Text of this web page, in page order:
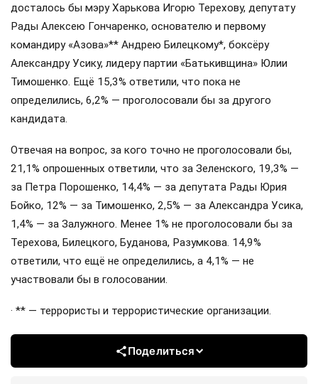
досталось бы мэру Харькова Игорю Терехову, депутату
Рады Алексею Гончаренко, основателю и первому
командиру «Азова»** Андрею Билецкому*, боксёру
Александру Усику, лидеру партии «Батькивщина» Юлии
Тимошенко. Ещё 15,3% ответили, что пока не
определились, 6,2% — проголосовали бы за другого
кандидата.
Отвечая на вопрос, за кого точно не проголосовали бы,
21,1% опрошенных ответили, что за Зеленского, 19,3% —
за Петра Порошенко, 14,4% — за депутата Рады Юрия
Бойко, 12% — за Тимошенко, 2,5% — за Александра Усика,
1,4% — за Залужного. Менее 1% не проголосовали бы за
Терехова, Билецкого, Буданова, Разумкова. 14,9%
ответили, что ещё не определились, а 4,1% — не
участвовали бы в голосовании.
· ** — террористы и террористические организации.
Поделиться